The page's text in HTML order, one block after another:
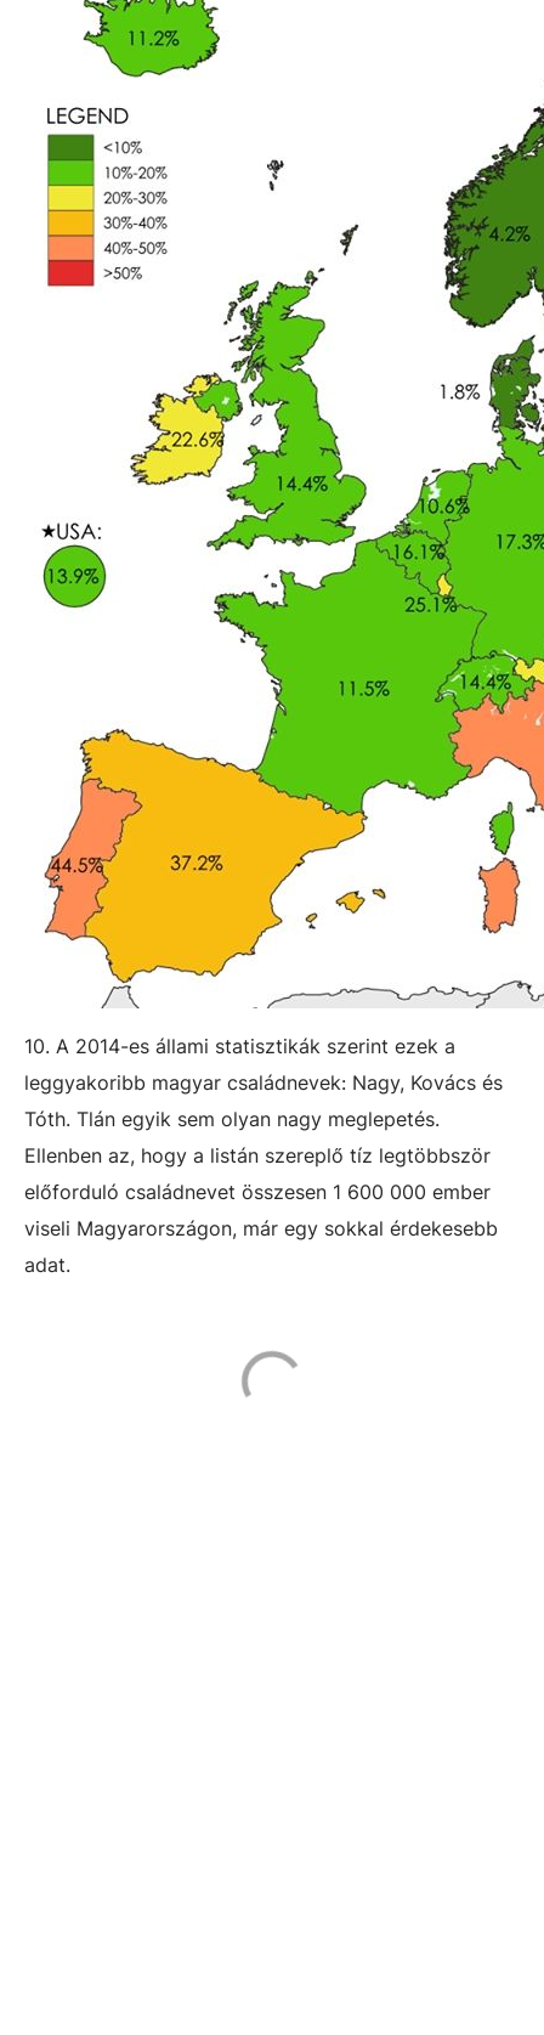
10. A 2014-es állami statisztikák szerint ezek a
leggyakoribb magyar családnevek: Nagy, Kovács és
Tóth. Tlán egyik sem olyan nagy meglepetés.
Ellenben az, hogy a listán szereplő tíz legtöbbször
előforduló családnevet összesen 1 600 000 ember
viseli Magyarországon, már egy sokkal érdekesebb
adat.